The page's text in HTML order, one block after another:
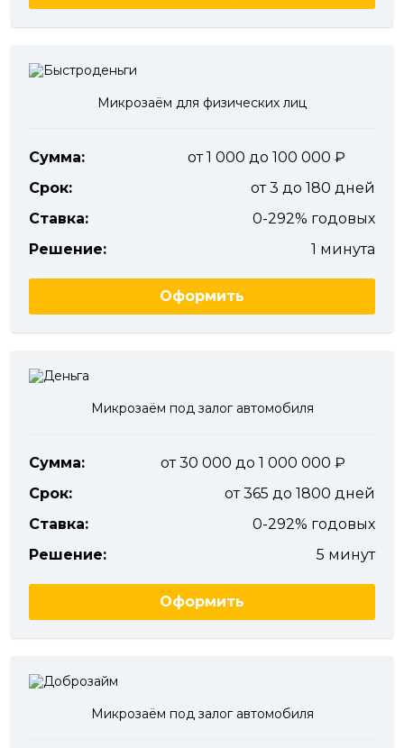
Микрозаём для физических лиц
Сумма:
от 1 000 до 100 000
Срок:
от 3 до 180 дней
Ставка:
0-292% годовых
Решение:
1 минута
Оформить
Микрозаём под залог автомобиля
Сумма:
от 30 000 до 1 000 000
Срок:
от 365 до 1800 дней
Ставка:
0-292% годовых
Решение:
5 минут
Оформить
Микрозаём под залог автомобиля